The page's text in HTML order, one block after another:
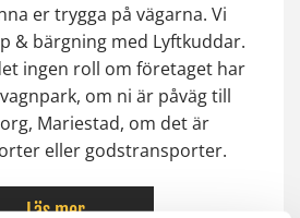
er trygga på vägarna. Vi
& bärgning med Lyftkuddar.
ingen roll om företaget har
om ni är påväg till
Mariestad, om det är
eller godstransporter.
Läs mer